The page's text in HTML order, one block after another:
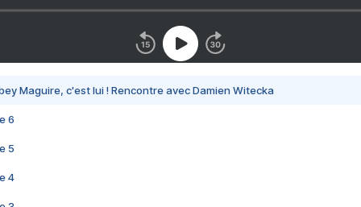
Maguire, c'est lui ! Rencontre avec Damien Witecka
6
5
4